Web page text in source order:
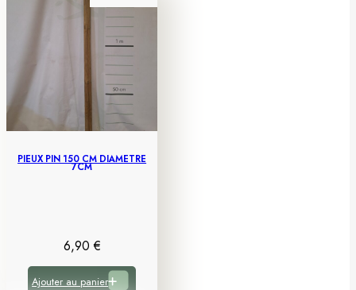
PIEUX PIN 150 CM DIAMÈTRE
7CM
6,90€
Ajouter au panier